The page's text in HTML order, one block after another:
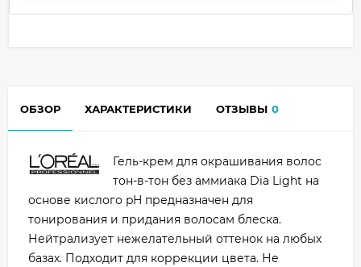
ОБЗОР ХАРАКТЕРИСТИКИ ОТЗЫВЫ 0
Гель-крем для окрашивания волос
тон-в-тон без аммиака Dia Light на
основе кислого pH предназначен для
тонирования и придания волосам блеска.
Нейтрализует нежелательный оттенок на любых
базах. Подходит для коррекции цвета. Не